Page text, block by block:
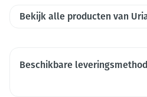
Bekijk alle producten van
Beschikbare